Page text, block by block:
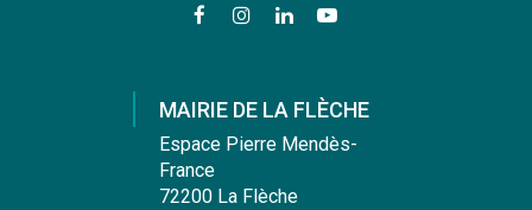
Lien
compte
Lien
compte
Lien
compte
chaîne
MAIRIE DE LA FLÈCHE
Espace Pierre Mendès-
France
72200 La Flèche